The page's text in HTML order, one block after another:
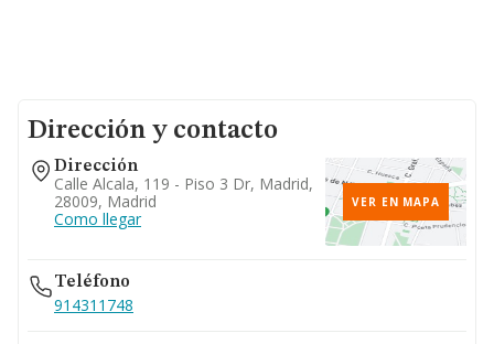
Dirección y contacto
Dirección
Calle Alcala, 119 - Piso 3 Dr, Madrid,
28009, Madrid
Como llegar
VER EN MAPA
Teléfono
914311748